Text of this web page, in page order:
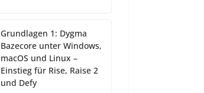
Grundlagen 1: Dygma
Bazecore unter Windows,
macOS und Linux –
Einstieg für Rise, Raise 2
und Defy